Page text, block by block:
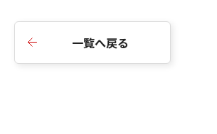
一覧へ戻る